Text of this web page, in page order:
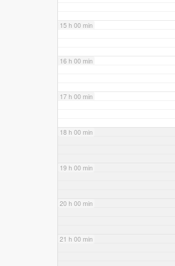
15 h 00 min
16 h 00 min
17 h 00 min
18 h 00 min
19 h 00 min
20 h 00 min
21 h 00 min